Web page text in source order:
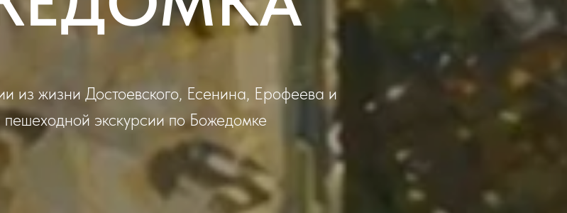
из жизни Достоевского, Есенина, Ерофеева и
пешеходной экскурсии по Божедомке